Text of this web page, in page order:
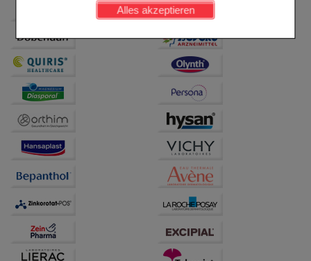
Einkaufserlebnis noch ansprechender zu gestalten,
beispielsweise für die Wiedererkennung des
Besuchers oder unsere Seite an bevorzugte
Verhaltensweisen (z.B. Spracheinstellung)
anzupassen. Komfort-Cookies ermöglichen es uns
auch auf Ihre Bedürfnisse zugeschrittene Inhalte
anzuzeigen und unser Partnerprogramm zu
betreiben.
Statistik & Tracking:
Hierüber lassen sich
unserer Website sammeln, mit deren Hilfe wir unsere
Website weiter für Sie optimieren können, den Inhalt
auf unserer Website aber auch die Werbung auf
Drittseiten möglichst relevant für Sie zu gestalten.
Bitte beachten Sie, dass Daten hierfür teilweise an
Dritte wie z.B. Google oder soziale Medien
übertragen werden.
Alles akzeptieren